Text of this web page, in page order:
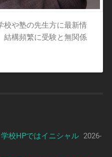
校や塾の先生方に最新情
結構頻繁に受験と無関係
校HPではイニシャル 2026-